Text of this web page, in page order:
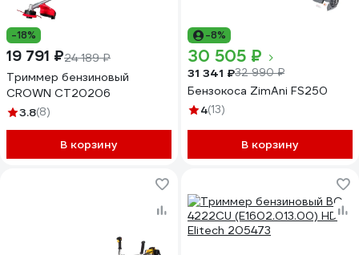
-18%
19 791 ₽24 189 ₽
Триммер бензиновый
CROWN CT20206
3.8(8)
В корзину
-8%
30 505 ₽
31 341 ₽32 990 ₽
Бензокоса ZimАni FS250
4(13)
В корзину